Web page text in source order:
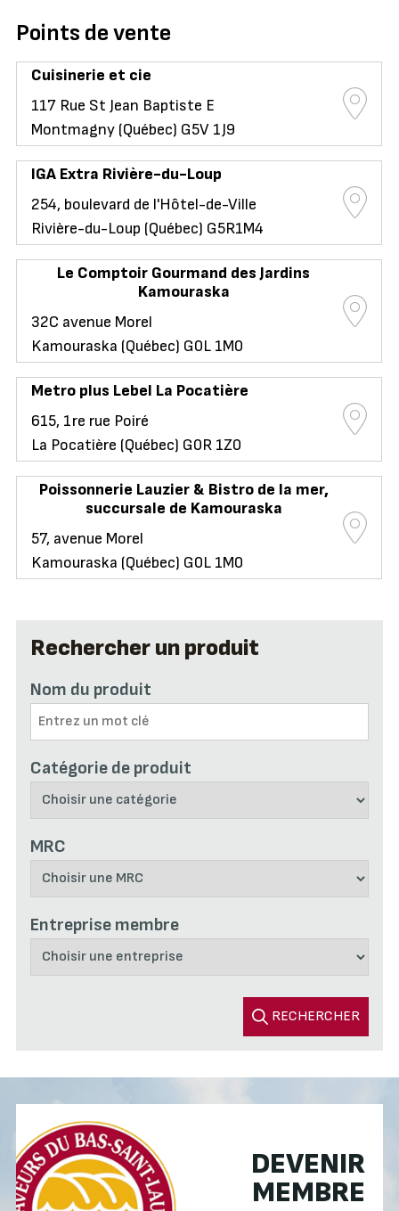
Rechercher un produit
Nom du produit
Catégorie de produit
MRC
Entreprise membre
RECHERCHER
Points de vente
Cuisinerie et cie
117 Rue St Jean Baptiste E
Montmagny (Québec) G5V 1J9
IGA Extra Rivière-du-Loup
254, boulevard de l'Hôtel-de-Ville
Rivière-du-Loup (Québec) G5R1M4
Le Comptoir Gourmand des Jardins
Kamouraska
32C avenue Morel
Kamouraska (Québec) G0L 1M0
Metro plus Lebel La Pocatière
615, 1re rue Poiré
La Pocatière (Québec) G0R 1Z0
Poissonnerie Lauzier & Bistro de la mer,
succursale de Kamouraska
57, avenue Morel
Kamouraska (Québec) G0L 1M0
DEVENIR
MEMBRE